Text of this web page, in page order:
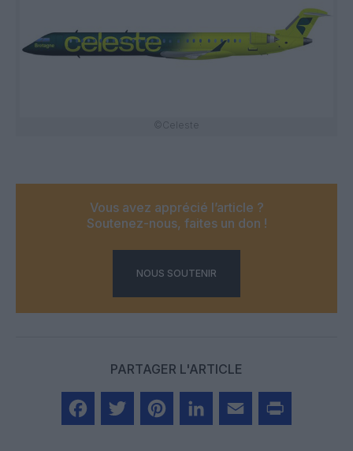
©Celeste
Vous avez apprécié l’article ?
Soutenez-nous, faites un don !
NOUS SOUTENIR
PARTAGER L'ARTICLE